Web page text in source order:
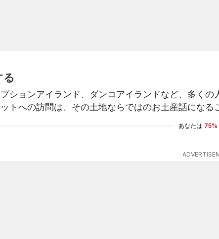
る
ションアイランド、ダンコアイランドなど、多く
トへの訪問は、その土地ならではのお土産話になる
あなたは 75%